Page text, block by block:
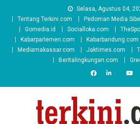
Selasa, Agustus 04,
Tentang Terkini.com
Pedoman Media
Gomedia.id
Socialloka.com
Kabarparlemen.com
Kabarbandung.com
Mediamakassar.com
Jaktimes.com
Beritalingkungan.com